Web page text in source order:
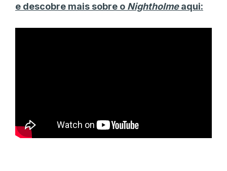
e descobre mais sobre o Nightholmeaqui: